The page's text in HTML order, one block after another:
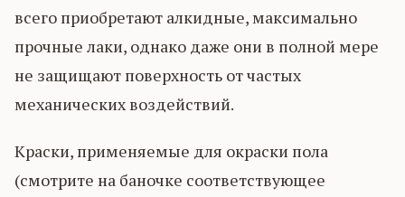
всего приобретают алкидные, максимально
прочные лаки, однако даже они в полной мере
не защищают поверхность от частых
механических воздействий.
Краски, применяемые для окраски пола
(смотрите на баночке соответствующее